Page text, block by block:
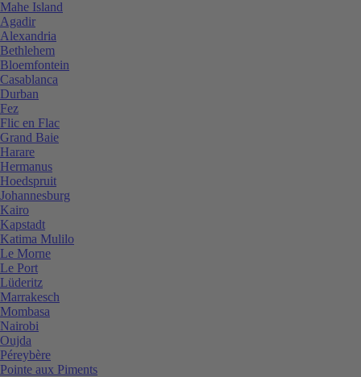
Mahe Island
Agadir
Alexandria
Bethlehem
Bloemfontein
Casablanca
Durban
Fez
Flic en Flac
Grand Baie
Harare
Hermanus
Hoedspruit
Johannesburg
Kairo
Kapstadt
Katima Mulilo
Le Morne
Le Port
Lüderitz
Marrakesch
Mombasa
Nairobi
Oujda
Péreybère
Pointe aux Piments